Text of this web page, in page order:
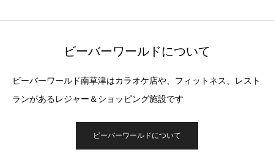
ビーバーワールドについて
ビーバーワールド南草津はカラオケ店や、フィットネス、レスト
ランがあるレジャー＆ショッピング施設です
ビーバーワールドについて